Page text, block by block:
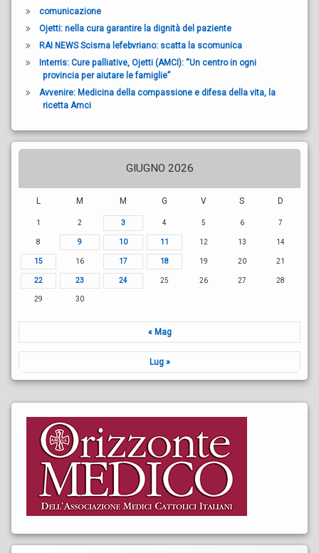
comunicazione
Ojetti: nella cura garantire la dignità del paziente
RAI NEWS Scisma lefebvriano: scatta la scomunica
Interris: Cure palliative, Ojetti (AMCI): “Un centro in ogni
provincia per aiutare le famiglie”
Avvenire: Medicina della compassione e difesa della vita, la
ricetta Amci
GIUGNO 2026
L M M G V S D
1 2 3 4 5 6 7
8 9 10 11 12 13 14
15 16 17 18 19 20 21
22 23 24 25 26 27 28
29 30
« Mag
Lug »